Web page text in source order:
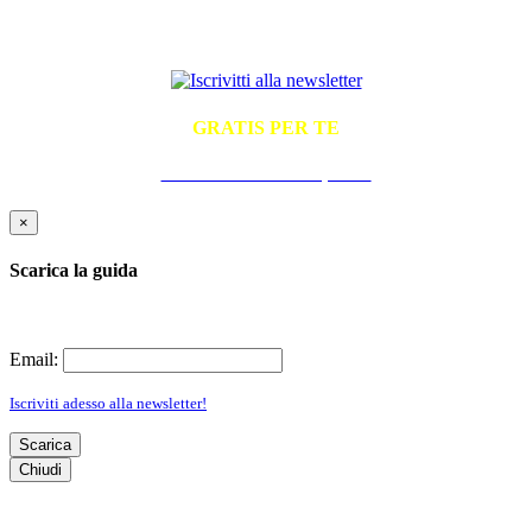
GRATIS PER TE
×
Scarica la guida
Email:
Iscriviti adesso alla newsletter!
Scarica
Chiudi